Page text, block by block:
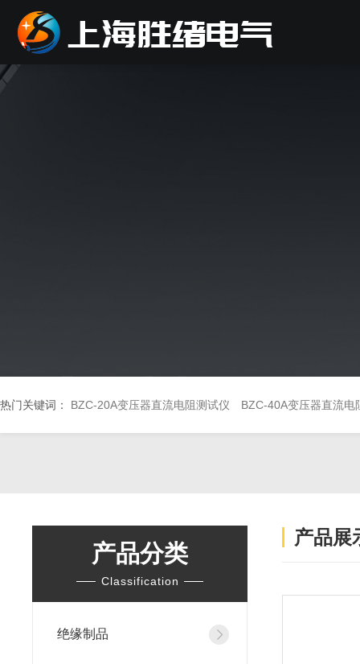
热门关键词： BZC-20A变压器直流电阻测试仪 BZC-40A变压器直流电
产品分类
Classification
绝缘制品
产品展